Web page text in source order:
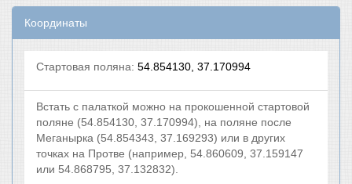
Координаты
Стартовая поляна: 54.854130, 37.170994
Встать с палаткой можно на прокошенной стартовой
поляне (54.854130, 37.170994), на поляне после
Меганырка (54.854343, 37.169293) или в других
точках на Протве (например, 54.860609, 37.159147
или 54.868795, 37.132832).